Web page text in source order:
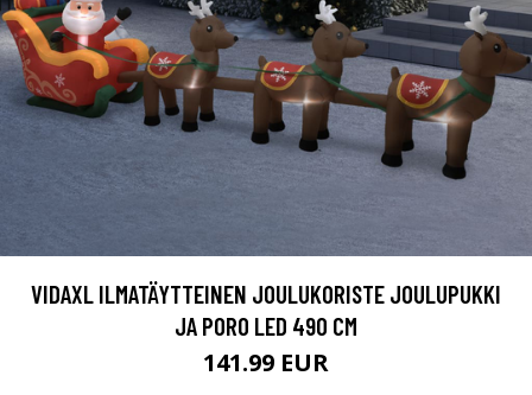
VIDAXL ILMATÄYTTEINEN JOULUKORISTE JOULUPUKKI
JA PORO LED 490 CM
141.99 EUR